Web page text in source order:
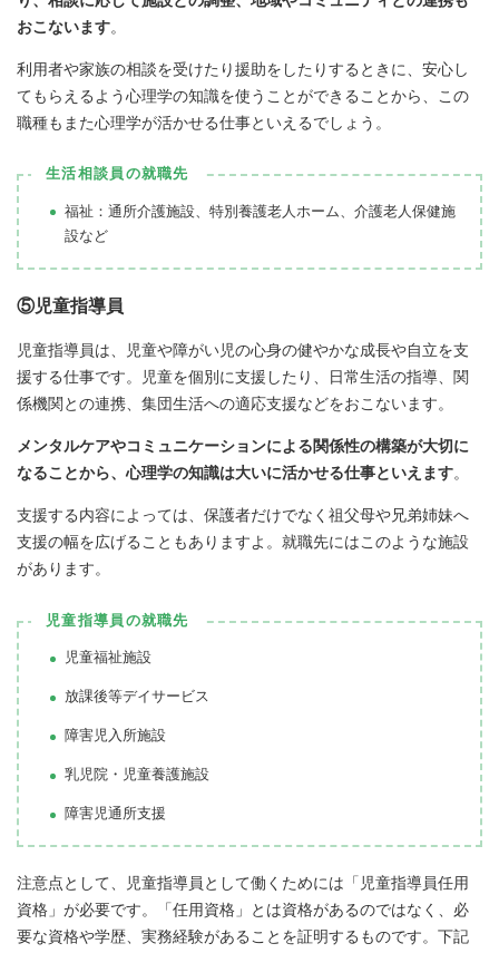
おこないます。
利用者や家族の相談を受けたり援助をしたりするときに、安心し
てもらえるよう心理学の知識を使うことができることから、この
職種もまた心理学が活かせる仕事といえるでしょう。
生活相談員の就職先
福祉：通所介護施設、特別養護老人ホーム、介護老人保健施
設など
⑤児童指導員
児童指導員は、児童や障がい児の心身の健やかな成長や自立を支
援する仕事です。児童を個別に支援したり、日常生活の指導、関
係機関との連携、集団生活への適応支援などをおこないます。
メンタルケアやコミュニケーションによる関係性の構築が大切に
なることから、心理学の知識は大いに活かせる仕事といえます。
支援する内容によっては、保護者だけでなく祖父母や兄弟姉妹へ
支援の幅を広げることもありますよ。就職先にはこのような施設
があります。
児童指導員の就職先
児童福祉施設
放課後等デイサービス
障害児入所施設
乳児院・児童養護施設
障害児通所支援
注意点として、児童指導員として働くためには「児童指導員任用
資格」が必要です。「任用資格」とは資格があるのではなく、必
要な資格や学歴、実務経験があることを証明するものです。下記